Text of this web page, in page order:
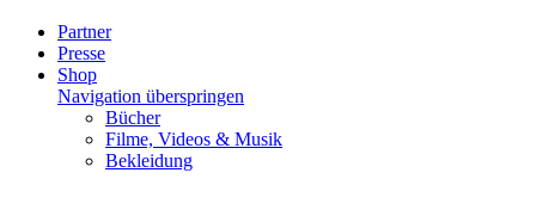
Partner
Presse
Shop
Navigation überspringen
Bücher
Filme, Videos & Musik
Bekleidung